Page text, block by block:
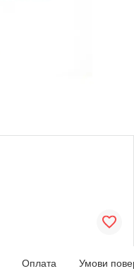
Оплата Умови